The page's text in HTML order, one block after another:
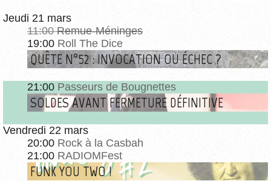
Jeudi 21 mars
11:00 Remue-Méninges
19:00 Roll The Dice
QUÊTE N°52 : INVOCATION OU ÉCHEC ?
21:00 Passeurs de Bougnettes
SOLDES AVANT FERMETURE DÉFINITIVE
Vendredi 22 mars
20:00 Rock à la Casbah
21:00 RADIOMFest
FUNK YOU TWO !